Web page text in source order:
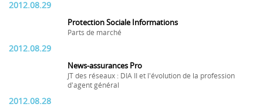
2012.08.29
Protection Sociale Informations
Parts de marché
2012.08.29
News-assurances Pro
JT des réseaux : DIA II et l'évolution de la profession
d'agent général
2012.08.28